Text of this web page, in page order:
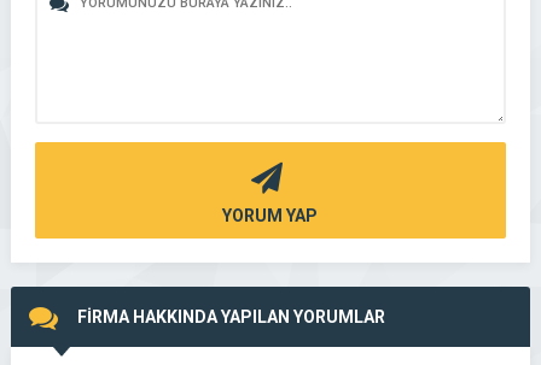
YORUM YAP
FİRMA HAKKINDA YAPILAN YORUMLAR